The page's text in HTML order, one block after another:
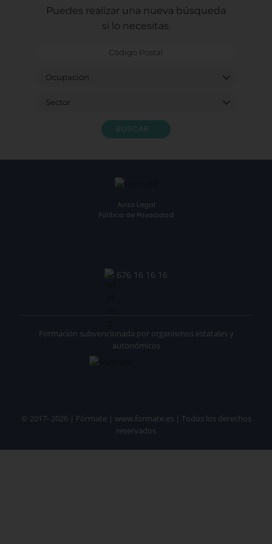
Puedes realizar una nueva búsqueda
si lo necesitas.
BUSCAR
Aviso Legal
Política de Privacidad
676 16 16 16
© 2017- 2026 | Fórmate | www.formate.es | Todos los derechos
reservados
Formación subvencionada por organismos estatales y
autonómicos